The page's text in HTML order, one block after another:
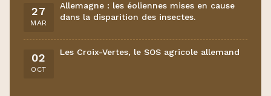
27
MAR
Allemagne : les éoliennes mises en cause
dans la disparition des insectes.
02
OCT
Les Croix-Vertes, le SOS agricole allemand